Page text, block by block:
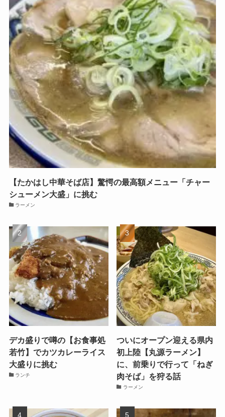
【たかはし中華そば店】驚愕の最高額メニュー「チャー
シューメン大盛」に挑む
ラーメン
デカ盛りで噂の【お食事処
若竹】でカツカレーライス
大盛りに挑む
ランチ
ついにオープン迎える県内
初上陸【丸源ラーメン】
に、前乗りで行って「ねぎ
肉そば」を狩る話
ラーメン